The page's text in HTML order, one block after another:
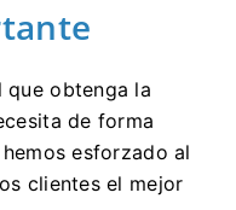
que obtenga la
de forma
esforzado al
clientes el mejor